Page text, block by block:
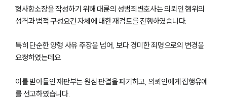
형사항소장을 작성하기 위해 대륜의 성범죄변호사는 의뢰인 행위의
성격과 법적 구성요건 자체에 대한 재검토를 진행하였습니다.
특히 단순한 양형 사유 주장을 넘어, 보다 경미한 죄명으로의 변경을
요청하였는데요.
이를 받아들인 재판부는 원심 판결을 파기하고, 의뢰인에게 집행유예
를 선고하였습니다.